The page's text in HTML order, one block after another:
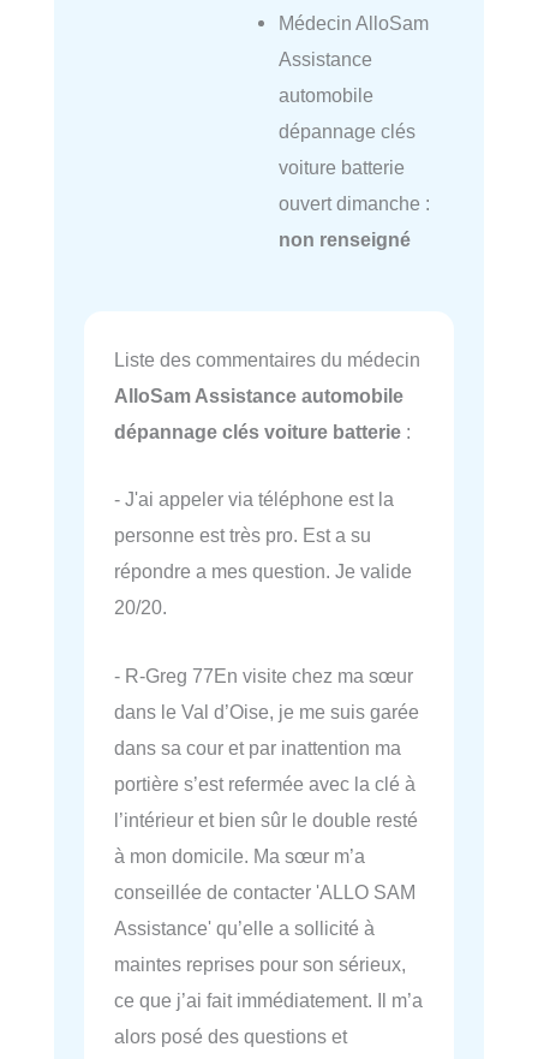
Médecin AlloSam
Assistance
automobile
dépannage clés
voiture batterie
ouvert dimanche :
non renseigné
Liste des commentaires du médecin
AlloSam Assistance automobile
dépannage clés voiture batterie :
- J'ai appeler via téléphone est la
personne est très pro. Est a su
répondre a mes question. Je valide
20/20.
- R-Greg 77En visite chez ma sœur
dans le Val d’Oise, je me suis garée
dans sa cour et par inattention ma
portière s’est refermée avec la clé à
l’intérieur et bien sûr le double resté
à mon domicile. Ma sœur m’a
conseillée de contacter 'ALLO SAM
Assistance' qu’elle a sollicité à
maintes reprises pour son sérieux,
ce que j’ai fait immédiatement. Il m’a
alors posé des questions et